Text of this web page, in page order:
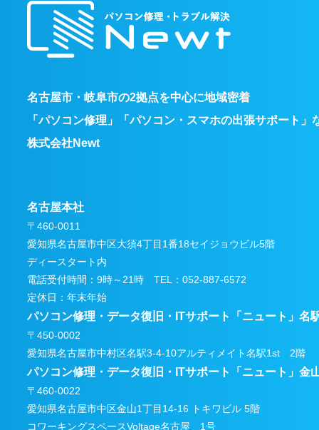
名古屋市・岐阜市の2拠点を中心に地域密着
「パソコン修理」「パソコン・スマホの出張サポート」
株式会社Newt
名古屋本社
〒460-0011
愛知県名古屋市中区大須4丁目1番18セイジョウビル5階
ディースタート内
電話受付時間：9時～21時 TEL：052-887-6572
定休日：年末年始
パソコン修理・データ復旧・ITサポート 「ニュート」名
〒450-0002
愛知県名古屋市中村区名駅3-4-10アルティメイト名駅1st 2階
パソコン修理・データ復旧・ITサポート 「ニュート」金
〒460-0022
愛知県名古屋市中区金山1丁目14-16 トキワビル 5階
コワーキングスペースVoltage名古屋 1号